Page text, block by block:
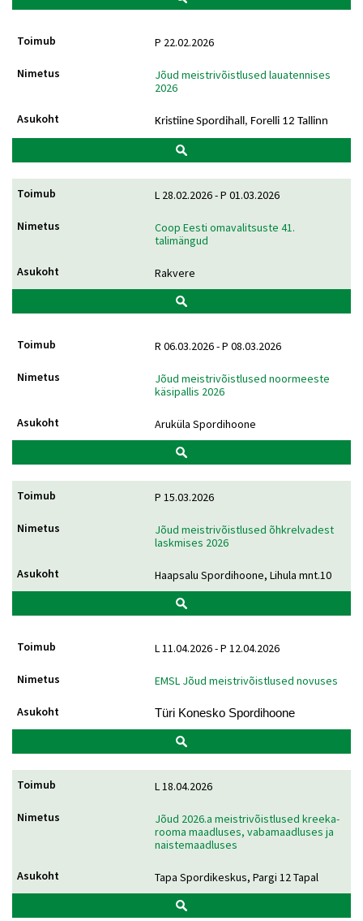
P 22.02.2026
Jõud meistrivõistlused lauatennises
2026
Kristiine Spordihall, Forelli 12 Tallinn
L 28.02.2026 - P 01.03.2026
Coop Eesti omavalitsuste 41.
talimängud
Rakvere
R 06.03.2026 - P 08.03.2026
Jõud meistrivõistlused noormeeste
käsipallis 2026
Aruküla Spordihoone
P 15.03.2026
Jõud meistrivõistlused õhkrelvadest
laskmises 2026
Haapsalu Spordihoone, Lihula mnt.10
L 11.04.2026 - P 12.04.2026
EMSL Jõud meistrivõistlused novuses
Türi Konesko Spordihoone
L 18.04.2026
Jõud 2026.a meistrivõistlused kreeka-
rooma maadluses, vabamaadluses ja
naistemaadluses
Tapa Spordikeskus, Pargi 12 Tapal